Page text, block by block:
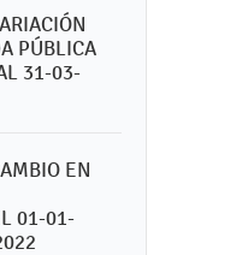
PÚBLICA
31-03-
EN
01-01-